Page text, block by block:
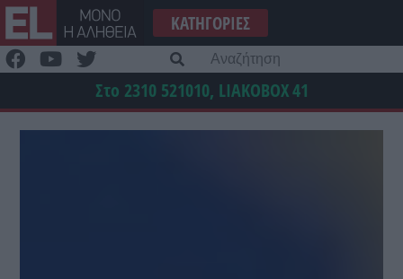
Μετάβαση
στο
περιεχόμενο
ΚΑΤΗΓΟΡΊΕΣ
Στο 2310 521010, LIAKOBOX41